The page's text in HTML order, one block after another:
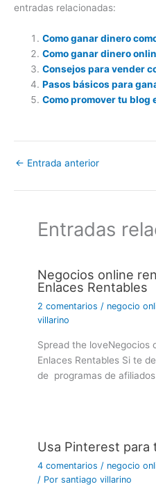
entradas relacionadas:
Como ganar dinero
Como ganar dinero
Consejos para vender
Pasos básicos para
Como promover tu blog
← Entrada anterior
Entradas
Negocios online
Enlaces Rentables
2 comentarios / negocio
villarino
Spread the loveNegocios
Enlaces Rentables Si te
de programas de
Usa Pinterest para
4 comentarios / negocio
/ Porsantiago villarino